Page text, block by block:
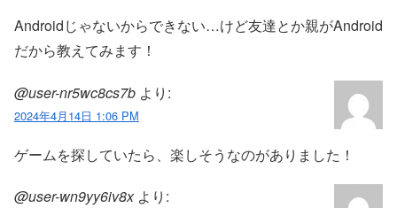
Androidじゃないからできない…けど友達とか親がAndroid
だから教えてみます！
@user-nr5wc8cs7b より:
2024年4月14日 1:06 PM
ゲームを探していたら、楽しそうなのがありました！
@user-wn9yy6iv8x より: